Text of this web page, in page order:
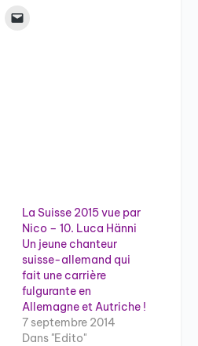
La Suisse 2015 vue par
Nico – 10. Luca Hänni
Un jeune chanteur
suisse-allemand qui
fait une carrière
fulgurante en
Allemagne et Autriche !
7 septembre 2014
Dans "Edito"